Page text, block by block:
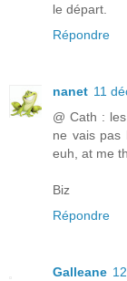
le départ.
Répondre
nanet 11
@ Cath :
ne vais pas
euh, at me
Biz
Répondre
Galleane